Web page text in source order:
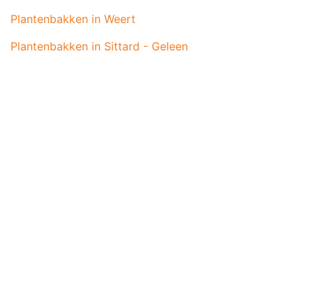
Plantenbakken in Weert
Plantenbakken in Sittard - Geleen